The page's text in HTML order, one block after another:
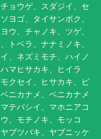
ョウゲ、スダジイ、セ
ヨゴ、タイサンボク、
ウ、チャノキ、ツゲ、
トベラ、ナナミノキ、
、ネズミモチ、ハイノ
マヒサカキ、ヒイラ
クセイ、ヒサカキ、ピ
ニカナメ、ベニカナメ
テバシイ、マホニアコ
、モチノキ、モッコ
ブツバキ、ヤブニッケ